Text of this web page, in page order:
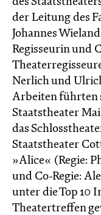
der Leitung des
Johannes
Regisseurin und
Nerlich und
Arbeiten führten
Staatstheater
das
Staatstheater
»Alice« (Regie:
und Co-Regie:
unter die Top 10
Theatertreffen